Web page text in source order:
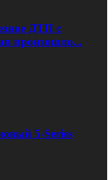
ДТП с
произошло...
5-Series